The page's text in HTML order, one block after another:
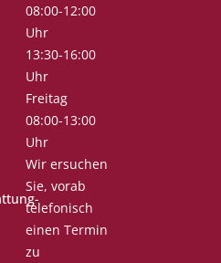
08:00-12:00
Uhr
13:30-16:00
Uhr
Freitag
08:00-13:00
Uhr
Wir ersuchen
Sie, vorab
telefonisch
einen Termin
zu